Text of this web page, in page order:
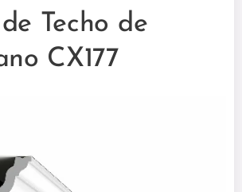
Techo de
CX177